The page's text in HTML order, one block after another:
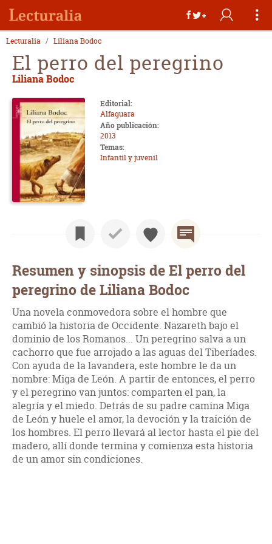
Lecturalia Liliana Bodoc
El perro del peregrino
Liliana Bodoc
Editorial:
Alfaguara
Año publicación:
2013
Temas:
Infantil y juvenil
Resumen y sinopsis de El perro del
peregrino de Liliana Bodoc
Una novela conmovedora sobre el hombre que
cambió la historia de Occidente. Nazareth bajo el
dominio de los Romanos... Un peregrino salva a un
cachorro que fue arrojado a las aguas del Tiberíades.
Con ayuda de la lavandera, este hombre le da un
nombre: Miga de León. A partir de entonces, el perro
y el peregrino van juntos: comparten el pan, la
alegría y el miedo. Detrás de su padre camina Miga
de León y huele el amor, la devoción y la traición de
los hombres. El perro llevará al lector hasta el pie del
madero, allí donde termina y comienza esta historia
de un amor sin condiciones.